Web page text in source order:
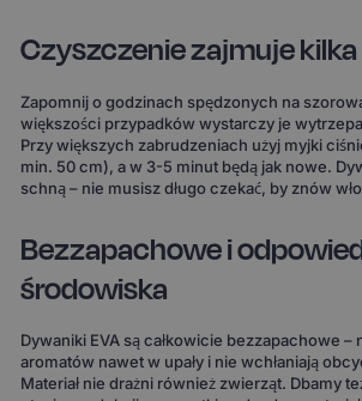
Czyszczenie zajmuje
Zapomnij o godzinach spędzonych na
większości przypadków wystarczy je
Przy większych zabrudzeniach użyj myjki
min. 50 cm), a w 3-5 minut będą jak nowe.
schną – nie musisz długo czekać, by znów
Bezzapachowe i
środowiska
Dywaniki EVA są całkowicie bezzapachowe –
aromatów nawet w upały i nie wchłaniają
Materiał nie drażni również zwierząt. Dbamy